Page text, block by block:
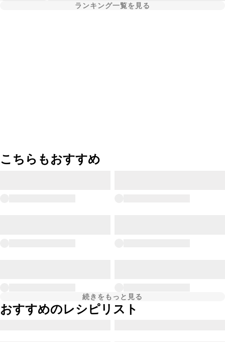
ランキング一覧を見る
こちらもおすすめ
続きをもっと見る
おすすめのレシピリスト